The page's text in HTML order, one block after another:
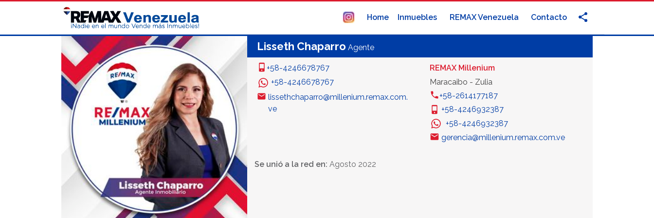
Home Inmuebles REMAX Venezuela Contacto
Lisseth Chaparro Agente
+58-4246678767
+58-4246678767
lissethchaparro@millenium.remax.com.
ve
REMAX Millenium
Maracaibo - Zulia
+58-2614177187
+58-4246932387
+58-4246932387
gerencia@millenium.remax.com.ve
Se unió a la red en: Agosto 2022